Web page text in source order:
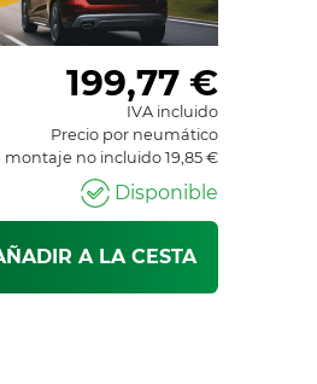
199,77 €
IVA incluido
Precio por neumático
montaje no incluido 19,85 €
Disponible
A LA CESTA